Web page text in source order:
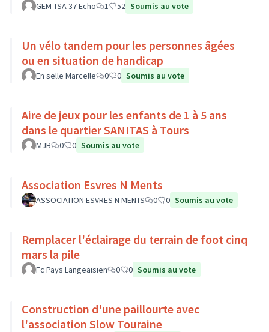
GEM TSA 37 Echo 1 52 Soumis au vote
Un vélo tandem pour les personnes âgées
ou en situation de handicap
En selle Marcelle 0 0 Soumis au vote
Aire de jeux pour les enfants de 1 à 5 ans
dans le quartier SANITAS à Tours
MJB 0 0 Soumis au vote
Association Esvres N Ments
ASSOCIATION ESVRES N MENTS 0 0 Soumis au vote
Remplacer l'éclairage du terrain de foot cinq
mars la pile
Fc Pays Langeaisien 0 0 Soumis au vote
Construction d'une paillourte avec
l'association Slow Touraine